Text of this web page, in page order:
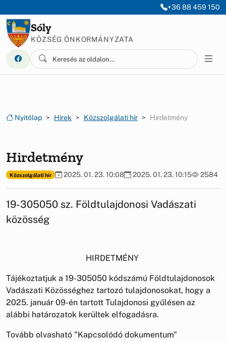
+36 88 459 150
Sóly
KÖZSÉG ÖNKORMÁNYZATA
Nyitólap Hírek Közszolgálati hír Hirdetmény
Hirdetmény
Közszolgálati hír 2025. 01. 23. 10:08 2025. 01. 23. 10:15 2584
19-305050 sz. Földtulajdonosi Vadászati
közösség
HIRDETMÉNY
Tájékoztatjuk a 19-305050 kódszámú Földtulajdonosok
Vadászati Közösséghez tartozó tulajdonosokat, hogy a
2025. január 09-én tartott Tulajdonosi gyűlésen az
alábbi határozatok kerültek elfogadásra.
Tovább olvasható "Kapcsolódó dokumentum"